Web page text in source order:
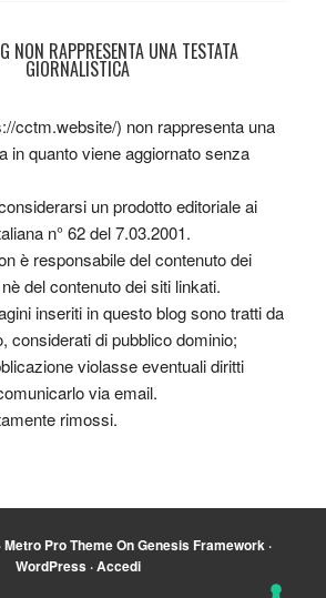
NON RAPPRESENTA UNA TESTATA
GIORNALISTICA
cctm.website/) non rappresenta una
in quanto viene aggiornato senza
un prodotto editoriale ai
n° 62 del 7.03.2001.
è responsabile del contenuto dei
del contenuto dei siti linkati.
inseriti in questo blog sono tratti da
considerati di pubblico dominio;
violasse eventuali diritti
via email.
rimossi.
Metro Pro ThemeOnGenesis Framework·
WordPress·Accedi